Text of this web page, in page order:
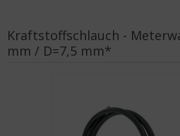
Kraftstoffschlauch -
mm / D=7,5 mm*